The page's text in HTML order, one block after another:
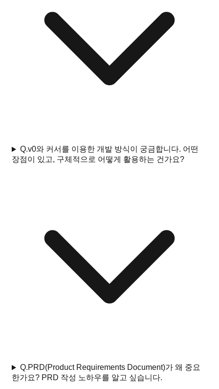
Q.v0와 커서를 이용한 개발 방식이 궁금합니다. 어떤
장점이 있고, 구체적으로 어떻게 활용하는 건가요?
Q.PRD(Product Requirements Document)가 왜 중요
한가요? PRD 작성 노하우를 알고 싶습니다.